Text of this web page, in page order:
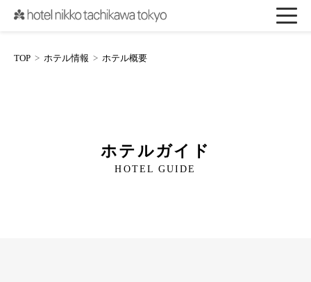
TOP ホテル情報 ホテル概要
ホテルガイド
HOTEL GUIDE